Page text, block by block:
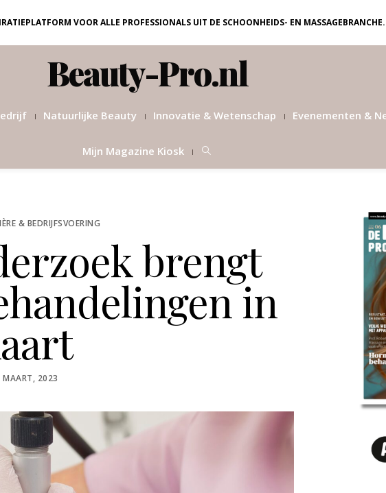
VOOR ALLE PROFESSIONALS UIT DE SCHOONHEIDS- EN MASSAGEBRANCHE.
Beauty-Pro.nl
Natuurlijke Beauty Innovatie & Wetenschap Evenementen &
Mijn Magazine Kiosk
& BEDRIJFSVOERING
brengt
in
MAART, 2023